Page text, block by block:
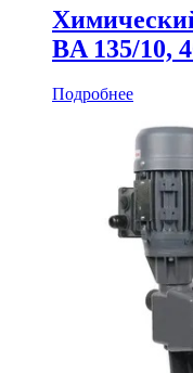
BA 135/10,
Подробнее